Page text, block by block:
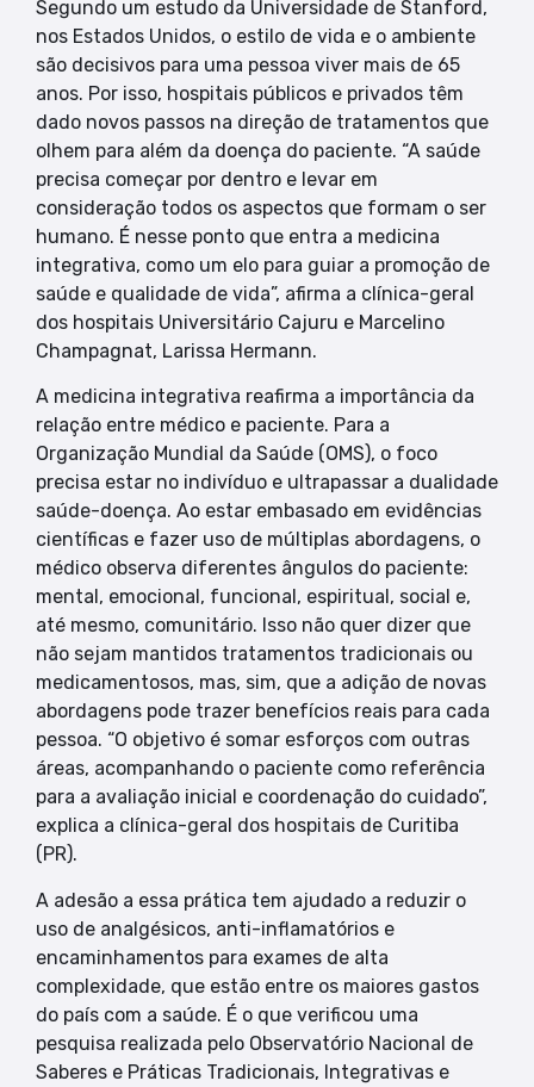
Segundo um estudo da Universidade de Stanford,
nos Estados Unidos, o estilo de vida e o ambiente
são decisivos para uma pessoa viver mais de 65
anos. Por isso, hospitais públicos e privados têm
dado novos passos na direção de tratamentos que
olhem para além da doença do paciente. “A saúde
precisa começar por dentro e levar em
consideração todos os aspectos que formam o ser
humano. É nesse ponto que entra a medicina
integrativa, como um elo para guiar a promoção de
saúde e qualidade de vida”, afirma a clínica-geral
dos hospitais Universitário Cajuru e Marcelino
Champagnat, Larissa Hermann.
A medicina integrativa reafirma a importância da
relação entre médico e paciente. Para a
Organização Mundial da Saúde (OMS), o foco
precisa estar no indivíduo e ultrapassar a dualidade
saúde-doença. Ao estar embasado em evidências
científicas e fazer uso de múltiplas abordagens, o
médico observa diferentes ângulos do paciente:
mental, emocional, funcional, espiritual, social e,
até mesmo, comunitário. Isso não quer dizer que
não sejam mantidos tratamentos tradicionais ou
medicamentosos, mas, sim, que a adição de novas
abordagens pode trazer benefícios reais para cada
pessoa. “O objetivo é somar esforços com outras
áreas, acompanhando o paciente como referência
para a avaliação inicial e coordenação do cuidado”,
explica a clínica-geral dos hospitais de Curitiba
(PR).
A adesão a essa prática tem ajudado a reduzir o
uso de analgésicos, anti-inflamatórios e
encaminhamentos para exames de alta
complexidade, que estão entre os maiores gastos
do país com a saúde. É o que verificou uma
pesquisa realizada pelo Observatório Nacional de
Saberes e Práticas Tradicionais, Integrativas e